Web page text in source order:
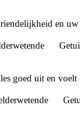
en
goed uit en